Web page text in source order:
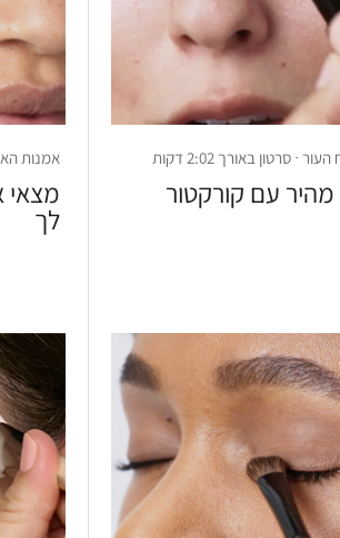
· סרטון באורך 2:02 דקות
עם קורקטור
אמנות
מצאי
לך